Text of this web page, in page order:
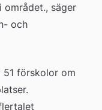
området., säger
och
51 förskolor om